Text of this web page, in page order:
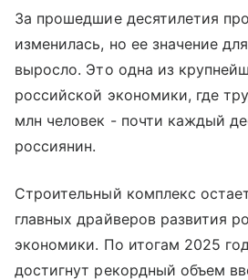
За прошедшие десятилетия
изменилась, но ее значение
выросло. Это одна из
российской экономики, где
млн человек - почти каждый
россиянин.
Строительный комплекс
главных драйверов развития
экономики. По итогам 2025
достигнут рекордный объем